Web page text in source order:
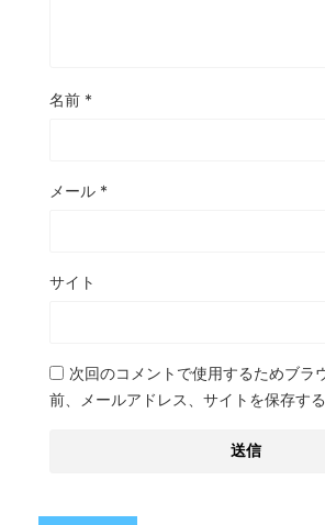
名前 *
メール *
サイト
次回のコメントで使用するためブラ
前、メールアドレス、サイトを保存する